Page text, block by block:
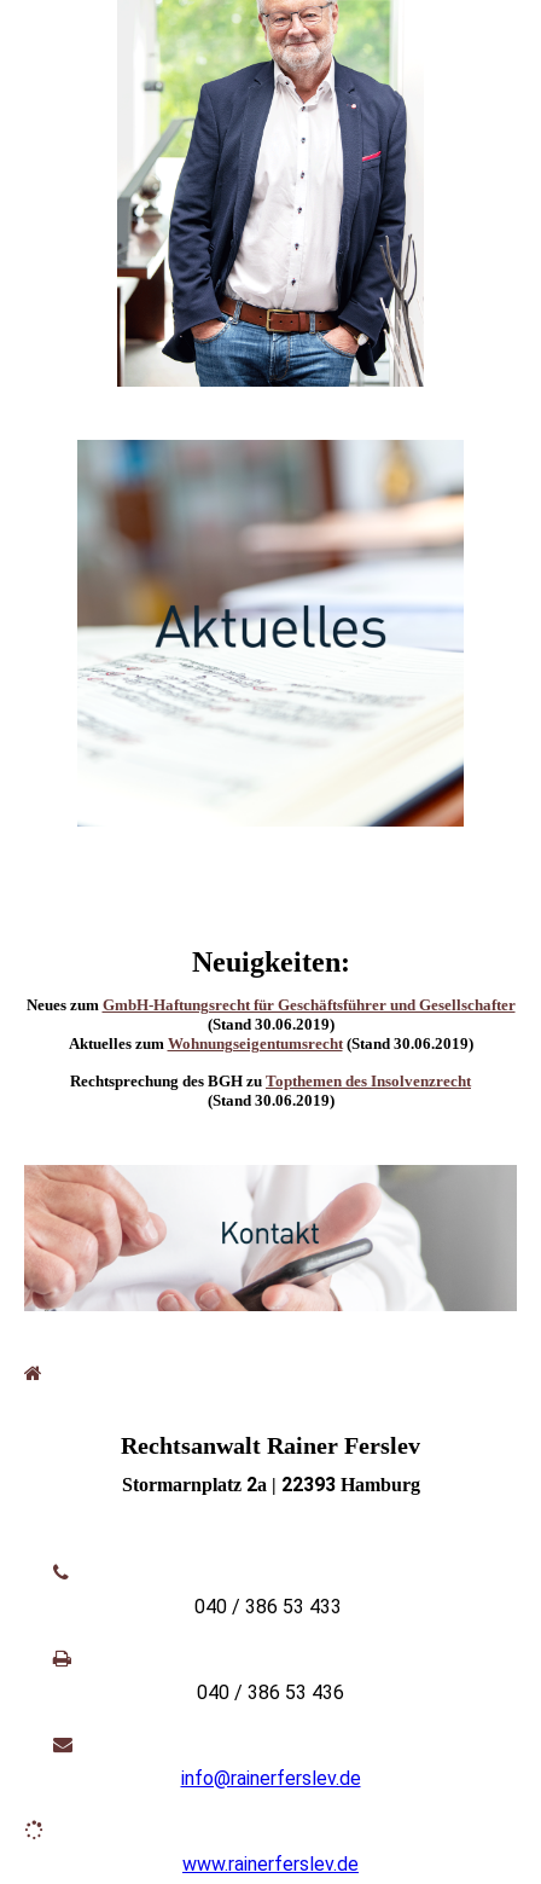
Neuigkeiten:
Neues zum GmbH-Haftungsrecht für Geschäftsführer und Gesellschafter
(Stand 30.06.2019)
Aktuelles zum Wohnungseigentumsrecht(Stand 30.06.2019)
Rechtsprechung des BGH zu Topthemen des Insolvenzrecht
(Stand 30.06.2019)
Rechtsanwalt Rainer Ferslev
Stormarnplatz 2a | 22393Hamburg
040 / 386 53 433
040 / 386 53 436
info@rainerferslev.de
www.rainerferslev.de